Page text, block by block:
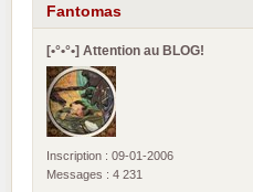
Fantomas
[•°•°•] Attention au BLOG!
Inscription : 09-01-2006
Messages : 4 231